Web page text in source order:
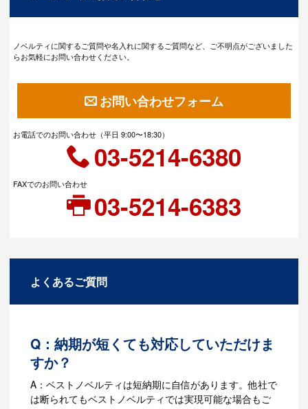
ノベルティに関するご質問や名入れに関するご質問など、ご不明点がございました
らお気軽にお問い合わせください。
お問い合わせフォーム
お電話でのお問い合わせ（平日 9:00〜18:30）
03-5214-6380
FAXでのお問い合わせ
03-5214-6383
よくあるご質問
Q：納期が短くても対応していただけま
すか？
A：ベストノベルティは短納期に自信があります。他社で
は断られてもベストノベルティでは実現可能な場合もご